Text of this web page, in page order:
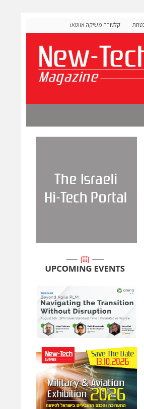
קלטורה משיקה אווטארים עם אינטליגנציה רגשית לתרגול